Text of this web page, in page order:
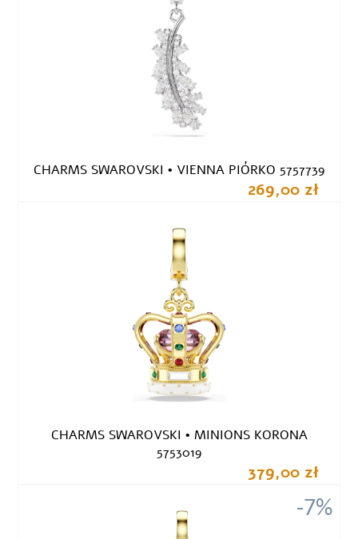
CHARMS SWAROVSKI • VIENNA PIÓRKO 5757739
269,00 zł
CHARMS SWAROVSKI • MINIONS KORONA
5753019
379,00 zł
-7%